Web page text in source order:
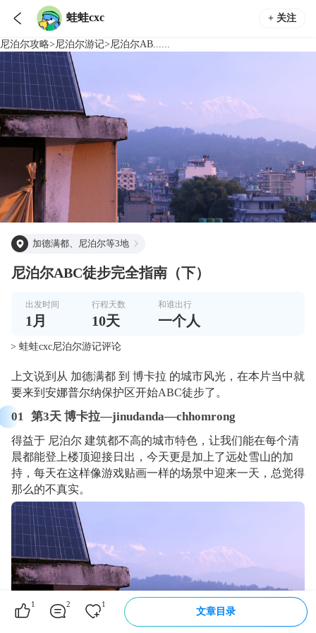
 蛙蛙cxc + 关注
尼泊尔攻略>尼泊尔游记>尼泊尔AB......
加德满都、尼泊尔等3地
尼泊尔ABC徒步完全指南（下）
出发时间
1 月
行程天数
10天
和谁出行
一个人
> 蛙蛙cxc尼泊尔游记评论
上文说到从 加德满都 到 博卡拉 的城市风光，在本片当中就
要来到安娜普尔纳保护区开始ABC徒步了。
01 第3天 博卡拉—jinudanda—chhomrong
得益于 尼泊尔 建筑都不高的城市特色，让我们能在每个清
晨都能登上楼顶迎接日出，今天更是加上了远处雪山的加
持，每天在这样像游戏贴画一样的场景中迎来一天，总觉得
那么的不真实。
1 2 1
文章目录